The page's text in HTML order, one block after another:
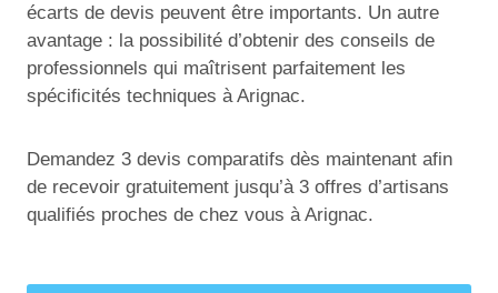
écarts de devis peuvent être importants. Un autre
avantage : la possibilité d’obtenir des conseils de
professionnels qui maîtrisent parfaitement les
spécificités techniques à Arignac.
Demandez 3 devis comparatifs dès maintenant afin
de recevoir gratuitement jusqu’à 3 offres d’artisans
qualifiés proches de chez vous à Arignac.